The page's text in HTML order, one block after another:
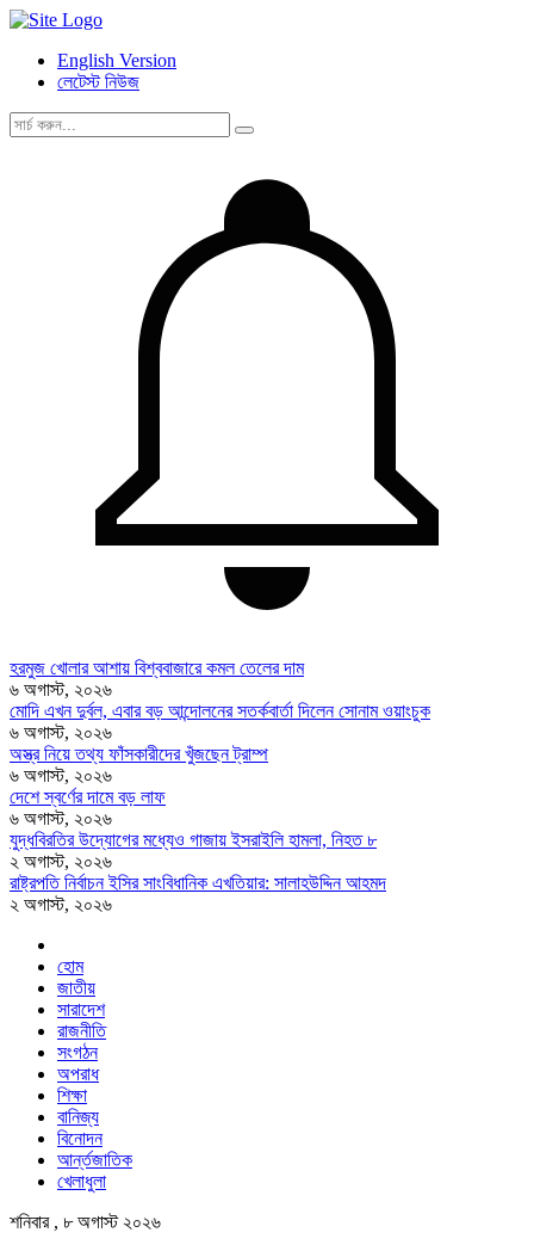
English Version
লেটেস্ট নিউজ
হরমুজ খোলার আশায় বিশ্ববাজারে কমল তেলের দাম
৬ অগাস্ট, ২০২৬
মোদি এখন দুর্বল, এবার বড় আন্দোলনের সতর্কবার্তা দিলেন সোনাম ওয়াংচুক
৬ অগাস্ট, ২০২৬
অস্ত্র নিয়ে তথ্য ফাঁসকারীদের খুঁজছেন ট্রাম্প
৬ অগাস্ট, ২০২৬
দেশে স্বর্ণের দামে বড় লাফ
৬ অগাস্ট, ২০২৬
যুদ্ধবিরতির উদ্যোগের মধ্যেও গাজায় ইসরাইলি হামলা, নিহত ৮
২ অগাস্ট, ২০২৬
রাষ্ট্রপতি নির্বাচন ইসির সাংবিধানিক এখতিয়ার: সালাহউদ্দিন আহমদ
২ অগাস্ট, ২০২৬
হোম
জাতীয়
সারাদেশ
রাজনীতি
সংগঠন
অপরাধ
শিক্ষা
বানিজ্য
বিনোদন
আর্ন্তজাতিক
খেলাধুলা
শনিবার , ৮ অগাস্ট ২০২৬